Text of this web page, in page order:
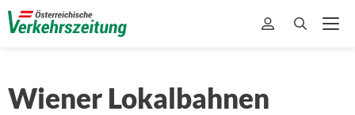
Wiener Lokalbahnen